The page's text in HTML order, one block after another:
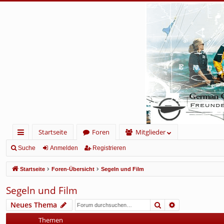
ch
ne
llz
ug
rif
Startseite Foren Mitglieder
Suche Anmelden Registrieren
Startseite Foren-Übersicht Segeln und Film
Segeln und Film
Neues Thema Suche
Themen